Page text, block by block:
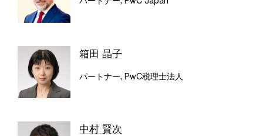
箱田 晶子
パートナー, PwC税理士法人
中村 賢次